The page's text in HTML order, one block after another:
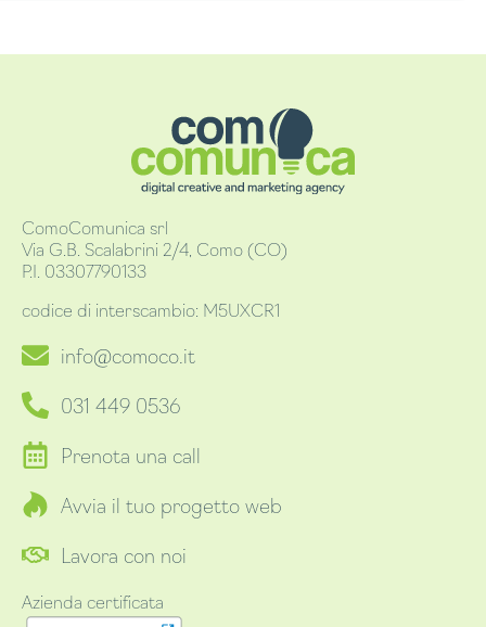
ComoComunica srl
Via G.B. Scalabrini 2/4, Como (CO)
P.I. 03307790133
codice di interscambio: M5UXCR1
info@comoco.it
031 449 0536
Prenota una call
Avvia il tuo progetto web
Lavora con noi
Azienda certificata